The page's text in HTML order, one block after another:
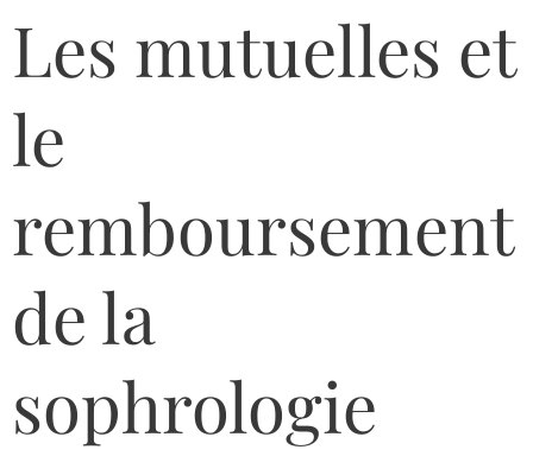
Les mutuelles et
le
remboursement
de la
sophrologie